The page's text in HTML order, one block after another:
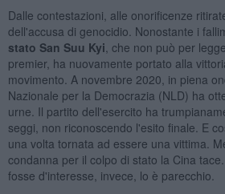
Dalle contestazioni, alle onorificenze
dell'accusa di genocidio. Nonostante i
stato San Suu Kyi , che non può per
premier, ha nuovamente portato alla
movimento. A novembre 2020, in piena
Nazionale per la Democrazia (NLD) ha
urne. Il partito dell'esercito ha
seggi, non riconoscendo l'esito finale. E
una volta tornata ad essere una vittima.
condanna per il colpo di stato la Cina
fosse d'interesse, invece, lo è parecchio.